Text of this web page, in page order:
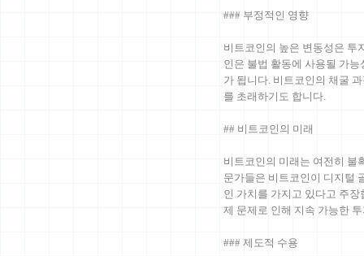
### 부정적인 영향
비트코인의 높은 변동성은 투
인은 불법 활동에 사용될 가
가 됩니다. 비트코인의 채굴
를 초래하기도 합니다.
## 비트코인의 미래
비트코인의 미래는 여전히 불
문가들은 비트코인이 디지털
인 가치를 가지고 있다고 주
제 문제로 인해 지속 가능한
### 제도적 수용